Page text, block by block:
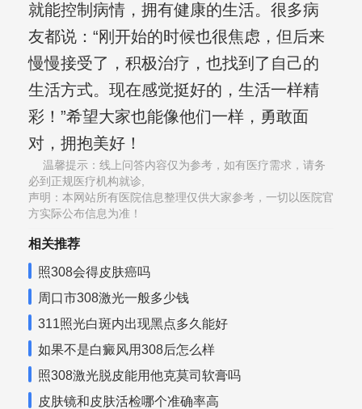
就能控制病情，拥有健康的生活。很多病
友都说：“刚开始的时候也很焦虑，但后来
慢慢接受了，积极治疗，也找到了自己的
生活方式。现在感觉挺好的，生活一样精
彩！”希望大家也能像他们一样，勇敢面
对，拥抱美好！
温馨提示：线上问答内容仅为参考，如有医疗需求，请务
必到正规医疗机构就诊,
声明：本网站所有医院信息整理仅供大家参考，一切以医院官
方实际公布信息为准！
相关推荐
照308会得皮肤癌吗
周口市308激光一般多少钱
311照光白斑内出现黑点多久能好
如果不是白癜风用308后怎么样
照308激光脱皮能用他克莫司软膏吗
皮肤镜和皮肤活检哪个准确率高